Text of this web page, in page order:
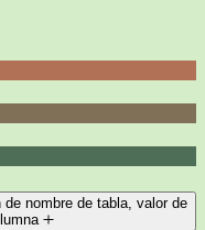
nombre de tabla, valor de